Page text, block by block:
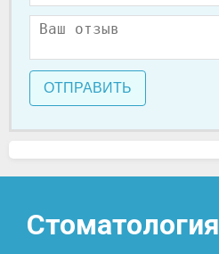
ОТПРАВИТЬ
Стоматология